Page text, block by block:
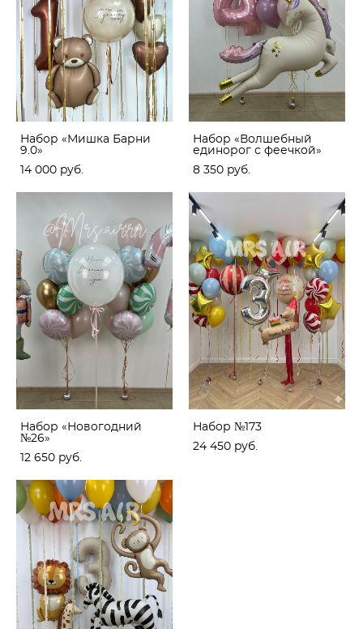
Набор «Мишка Барни
9.0»
14 000 pуб.
Набор «Волшебный
единорог с феечкой»
8 350 pуб.
Набор «Новогодний
№26»
12 650 pуб.
Набор №173
24 450 pуб.